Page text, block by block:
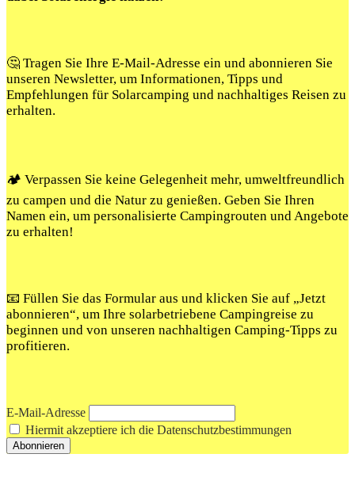
🤔 Tragen Sie Ihre E-Mail-Adresse ein und abonnieren Sie
unseren Newsletter, um Informationen, Tipps und
Empfehlungen für Solarcamping und nachhaltiges Reisen zu
erhalten.
🏕️ Verpassen Sie keine Gelegenheit mehr, umweltfreundlich
zu campen und die Natur zu genießen. Geben Sie Ihren
Namen ein, um personalisierte Campingrouten und Angebote
zu erhalten!
📧 Füllen Sie das Formular aus und klicken Sie auf „Jetzt
abonnieren“, um Ihre solarbetriebene Campingreise zu
beginnen und von unseren nachhaltigen Camping-Tipps zu
profitieren.
E-Mail-Adresse
Hiermit akzeptiere ich die Datenschutzbestimmungen